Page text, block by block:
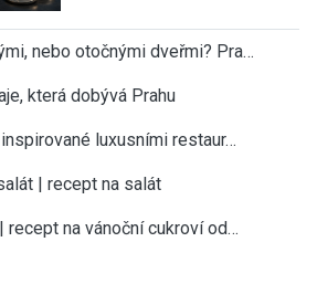
nebo otočnými dveřmi? Pra…
která dobývá Prahu
luxusními restaur…
| recept na salát
recept na vánoční cukroví od…